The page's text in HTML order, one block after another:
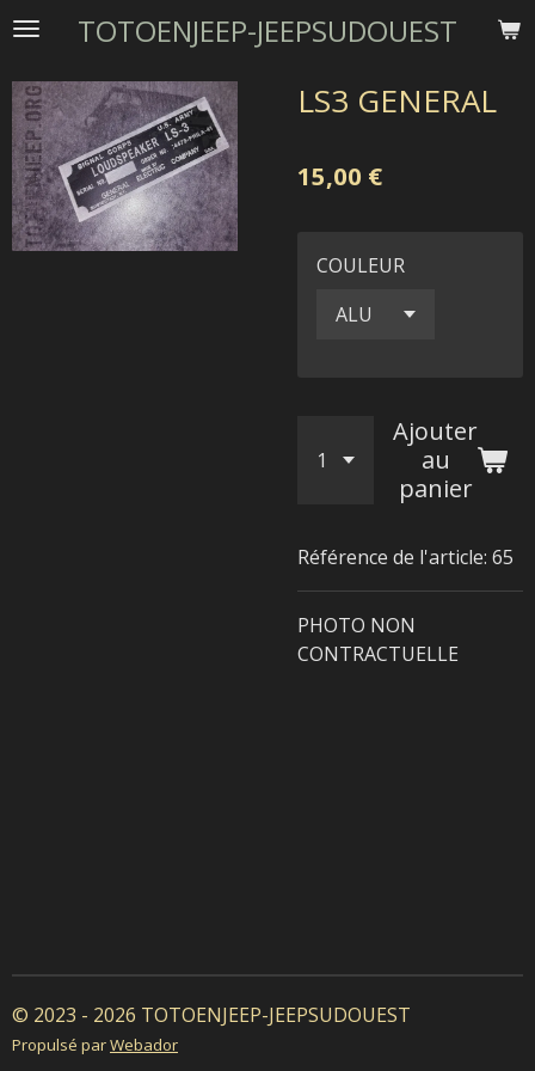
Passer
contenu
principal
TOTOENJEEP-JEEPSUDOUEST
LS3 GENERAL
15,00 €
COULEUR
Ajouter
au
panier
Référence de l'article: 65
PHOTO NON
CONTRACTUELLE
© 2023 - 2026 TOTOENJEEP-JEEPSUDOUEST
Propulsé parWebador